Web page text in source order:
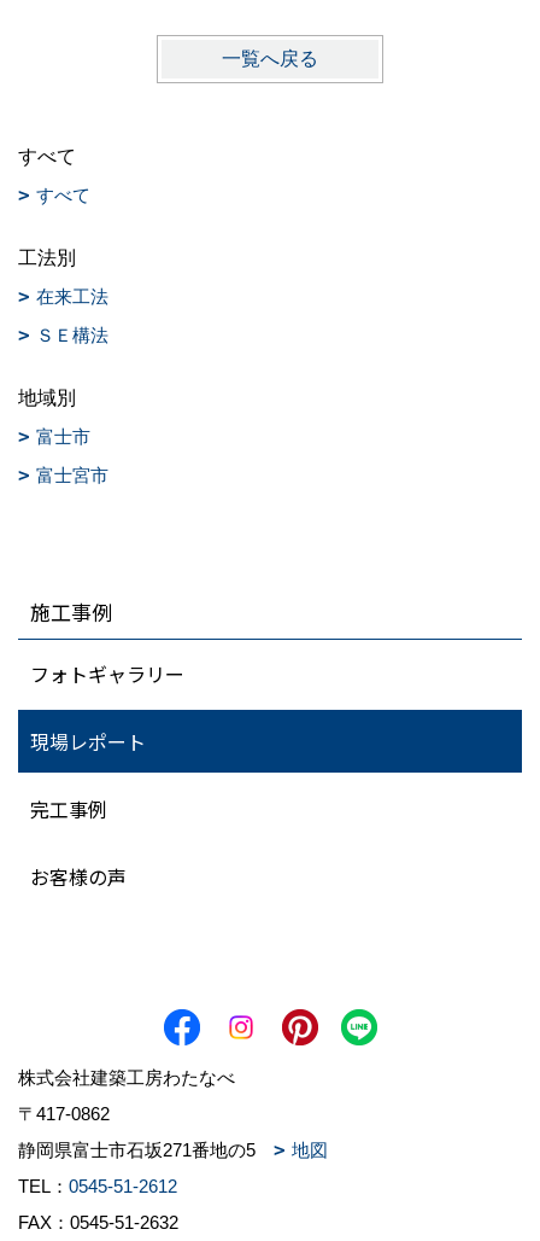
一覧へ戻る
すべて
すべて
工法別
在来工法
ＳＥ構法
地域別
富士市
富士宮市
施工事例
フォトギャラリー
現場レポート
完工事例
お客様の声
株式会社建築工房わたなべ
〒417-0862
静岡県富士市石坂271番地の5
地図
TEL： 0545-51-2612
FAX：0545-51-2632